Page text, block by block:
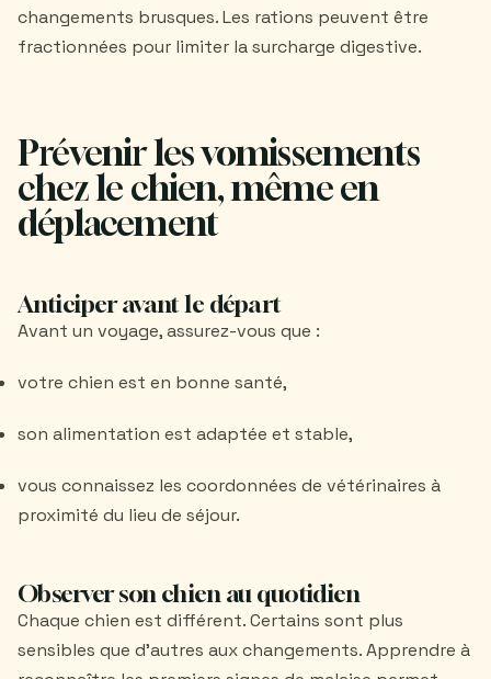
changements brusques. Les rations peuvent être
fractionnées pour limiter la surcharge digestive.
Prévenir les vomissements
chez le chien, même en
déplacement
Anticiper avant le départ
Avant un voyage, assurez-vous que :
votre chien est en bonne santé,
son alimentation est adaptée et stable,
vous connaissez les coordonnées de vétérinaires à
proximité du lieu de séjour.
Observer son chien au quotidien
Chaque chien est différent. Certains sont plus
sensibles que d’autres aux changements. Apprendre à